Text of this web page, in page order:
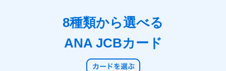
8種類から選べる
ANA JCBカード